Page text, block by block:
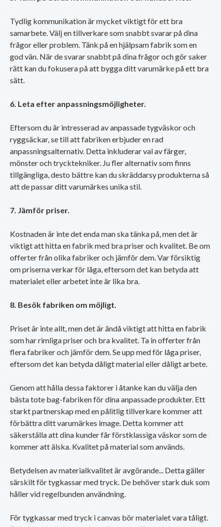
Tydlig kommunikation är mycket viktigt för ett bra
samarbete. Välj en tillverkare som snabbt svarar på dina
frågor eller problem. Tänk på en hjälpsam fabrik som en
god vän. När de svarar snabbt på dina frågor och gör saker
rätt kan du fokusera på att bygga ditt varumärke på ett bra
sätt.
6. Leta efter anpassningsmöjligheter.
Eftersom du är intresserad av anpassade tygväskor och
ryggsäckar, se till att fabriken erbjuder en rad
anpassningsalternativ. Detta inkluderar val av färger,
mönster och trycktekniker. Ju fler alternativ som finns
tillgängliga, desto bättre kan du skräddarsy produkterna så
att de passar ditt varumärkes unika stil.
7. Jämför priser.
Kostnaden är inte det enda man ska tänka på, men det är
viktigt att hitta en fabrik med bra priser och kvalitet. Be om
offerter från olika fabriker och jämför dem. Var försiktig
om priserna verkar för låga, eftersom det kan betyda att
materialet eller arbetet inte är lika bra.
8. Besök fabriken om möjligt.
Priset är inte allt, men det är ändå viktigt att hitta en fabrik
som har rimliga priser och bra kvalitet. Ta in offerter från
flera fabriker och jämför dem. Se upp med för låga priser,
eftersom det kan betyda dåligt material eller dåligt arbete.
Genom att hålla dessa faktorer i åtanke kan du välja den
bästa tote bag-fabriken för dina anpassade produkter. Ett
starkt partnerskap med en pålitlig tillverkare kommer att
förbättra ditt varumärkes image. Detta kommer att
säkerställa att dina kunder får förstklassiga väskor som de
kommer att älska. Kvalitet på material som används.
Betydelsen av materialkvalitet är avgörande... Detta gäller
särskilt för tygkassar med tryck. De behöver stark duk som
håller vid regelbunden användning.
För tygkassar med tryck i canvas bör materialet vara tåligt.